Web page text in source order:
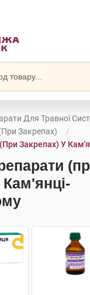
Для Травної
Закрепах)
Закрепах) У
Кам'янці-